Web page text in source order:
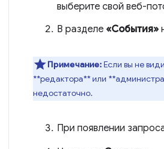
выберите свой веб-
В разделе «События»
Примечание:Если вы не
**редактора** или
недостаточно.
При появлении